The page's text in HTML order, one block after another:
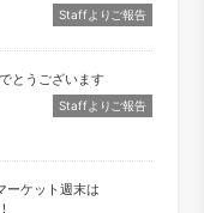
Staffよりご報告
とうございます
Staffよりご報告
ーケット週末は